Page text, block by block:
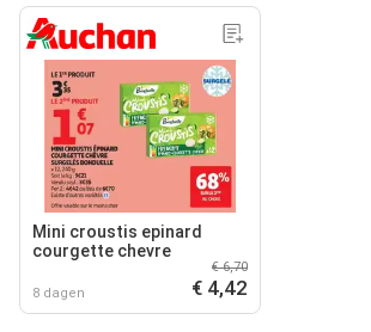
Mini croustis epinard
courgette chevre
8 dagen
€ 6,70
€ 4,42